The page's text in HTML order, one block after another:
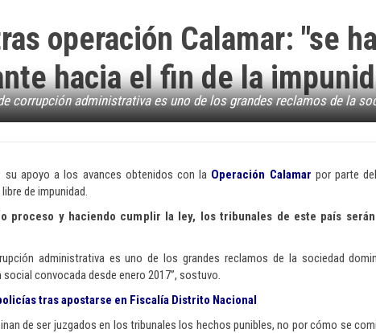
operación Calamar: "se ha
hacia el fin de la
corrupción administrativa es uno de los grandes reclamos de la
su apoyo a los avances obtenidos con la Operación Calamar por parte
de impunidad.
proceso y haciendo cumplir la ley, los tribunales de este país
administrativa es uno de los grandes reclamos de la sociedad
convocada desde enero 2017”, sostuvo.
tras apostarse en Fiscalía Distrito Nacional
de ser juzgados en los tribunales los hechos punibles, no por cómo se